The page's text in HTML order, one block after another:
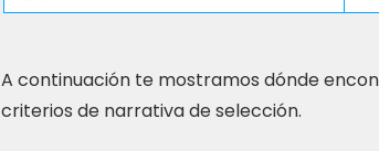
A continuación te mostramos dónde
criterios de narrativa de selección.